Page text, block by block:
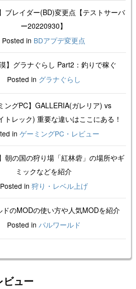
ブレイダー(BD)変更点【テストサーバ
ー20220930】
Posted in BDアプデ変更点
漠】グラナぐらし Part2：釣りで稼ぐ
Posted in グラナぐらし
ングPC】GALLERIA(ガレリア) vs
トレック) 重要な違いはここにある！
in ゲーミングPC・レビュー
朝の国の狩り場「紅林砦」の場所やギ
ミックなどを紹介
Posted in 狩り・レベル上げ
ドのMODの使い方や人気MODを紹介
Posted in パルワールド
ビュー